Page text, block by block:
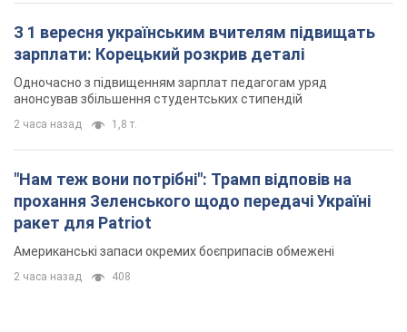
З 1 вересня українським вчителям підвищать
зарплати: Корецький розкрив деталі
Одночасно з підвищенням зарплат педагогам уряд
анонсував збільшення студентських стипендій
2 часа назад 1,8 т.
"Нам теж вони потрібні": Трамп відповів на
прохання Зеленського щодо передачі Україні
ракет для Patriot
Американські запаси окремих боєприпасів обмежені
2 часа назад 408